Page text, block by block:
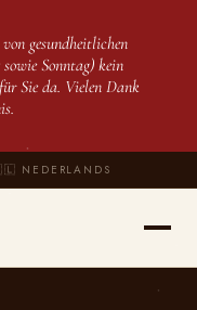
gesundheitlichen
Sonntag) kein
Sie da. Vielen Dank
NEDERLANDS